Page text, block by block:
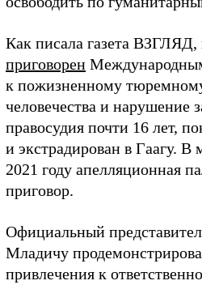
Как писала газета ВЗГЛЯД,
приговорен
к пожизненному
человечества и нарушение
правосудия почти 16 лет,
и экстрадирован в Гаагу.
2021 году апелляционная
приговор.
Официальный
Младичу
привлечения к